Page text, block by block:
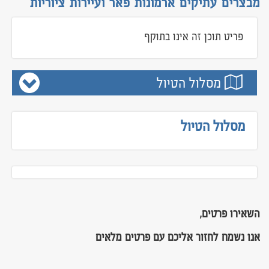
נפאל
פיליפינים
קירגיזסטן
הודו
וייטנאם וקמבודיה
יפן
תאילנד
טיולים מאורגנים לאירופה
הולנד בלגיה וצרפת משפחות
פריט תוכן זה אינו בתוקף
מסלול הטיול
מסלול הטיול
השאירו פרטים,
אנו נשמח לחזור אליכם עם פרטים מלאים